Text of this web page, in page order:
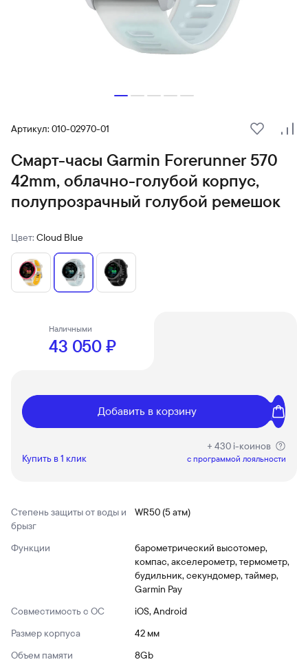
Артикул: 010-02970-01
В
Смарт-часы Garmin Forerunner 570
42mm, облачно-голубой корпус,
полупрозрачный голубой ремешок
Цвет: Cloud Blue
Наличными
43 050 ₽
Добавить в корзину
Купить в 1 клик
+ 430 i-коинов
c программой лояльности
Степень защиты от воды и
брызг
WR50 (5 атм)
Функции
барометрический высотомер,
компас, акселерометр, термометр,
будильник, секундомер, таймер,
Garmin Pay
Совместимость с ОС
iOS, Android
Размер корпуса
42 мм
Объем памяти
8Gb